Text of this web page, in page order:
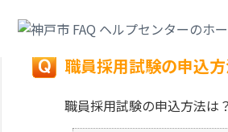
戻る
職員採用試験の申込方
職員採用試験の申込方法は？